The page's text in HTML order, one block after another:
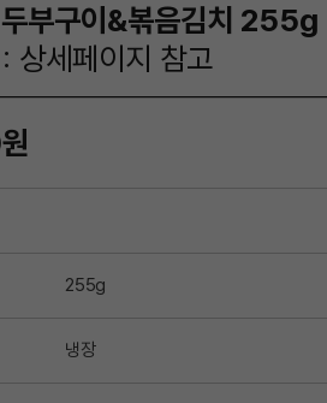
부구이&볶음김치 255g
상세페이지 참고
255g
냉장